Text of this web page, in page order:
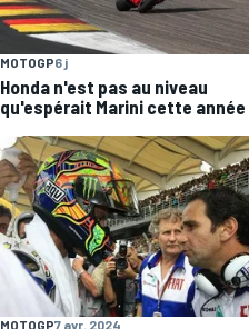
MOTOGP6 j
Honda n'est pas au niveau
qu'espérait Marini cette année
MOTOGP7 avr. 2024